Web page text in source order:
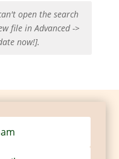
open the search
file in Advanced ->
now!].